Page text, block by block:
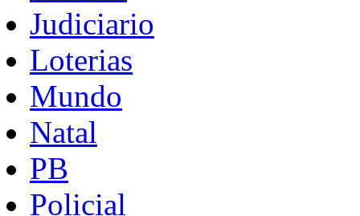
Judiciario
Loterias
Mundo
Natal
PB
Policial